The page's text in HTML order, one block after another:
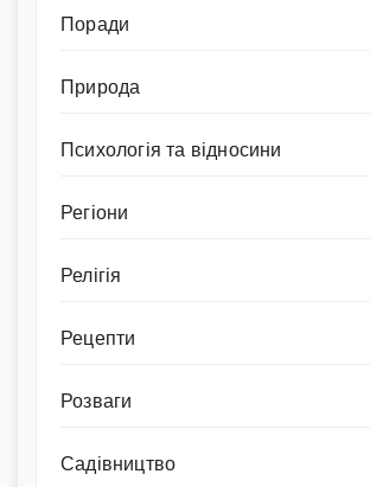
Поради
Природа
Психологія та відносини
Регіони
Релігія
Рецепти
Розваги
Садівництво